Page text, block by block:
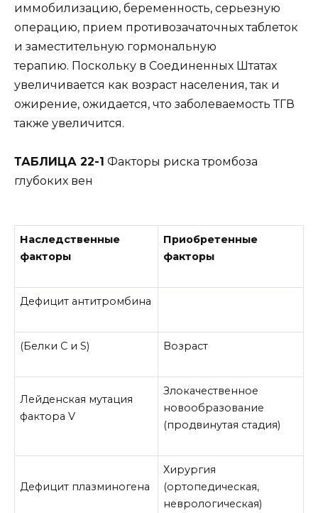
иммобилизацию, беременность, серьезную
операцию, прием противозачаточных таблеток
и заместительную гормональную
терапию. Поскольку в Соединенных Штатах
увеличивается как возраст населения, так и
ожирение, ожидается, что заболеваемость ТГВ
также увеличится.
ТАБЛИЦА 22-1 Факторы риска тромбоза
глубоких вен
Наследственные
факторы
Приобретенные
факторы
Дефицит антитромбина
(Белки C и S) Возраст
Лейденская мутация
фактора V
Злокачественное
новообразование
(продвинутая стадия)
Дефицит плазминогена
Хирургия
(ортопедическая,
неврологическая)